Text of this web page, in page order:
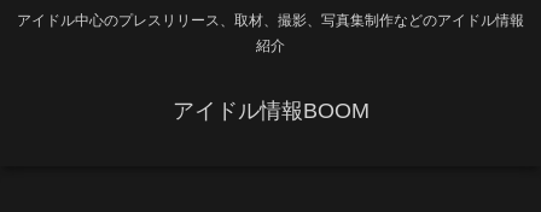
アイドル中心のプレスリリース、取材、撮影、写真集制作などのアイドル情報
紹介
アイドル情報BOOM